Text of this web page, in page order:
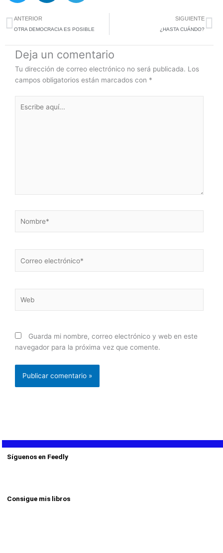
t
t
e
r
e
d
i
n
g
r
a
m
Ant
ANTERIOR
OTRA DEMOCRACIA ES POSIBLE
SIGUIENTE
¿HASTA CUÁNDO?
Deja un comentario
Tu dirección de correo electrónico no será publicada. Los
campos obligatorios están marcados con *
aquí...
electrónico*
Guarda mi nombre, correo electrónico y web en este
navegador para la próxima vez que comente.
Síguenos en Feedly
Consigue mis libros